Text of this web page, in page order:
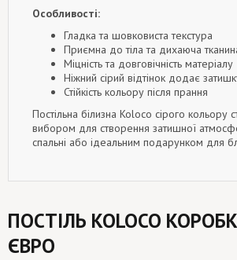
Особливості:
Гладка та шовковиста текстура
Приємна до тіла та дихаюча
Міцність та довговічність матеріалу
Ніжний сірий відтінок додає
Стійкість кольору після прання
Постільна білизна Koloco сірого кольору
вибором для створення затишної
спальні або ідеальним подарунком для
ПОСТІЛЬ KOLOCO
ЄВРО